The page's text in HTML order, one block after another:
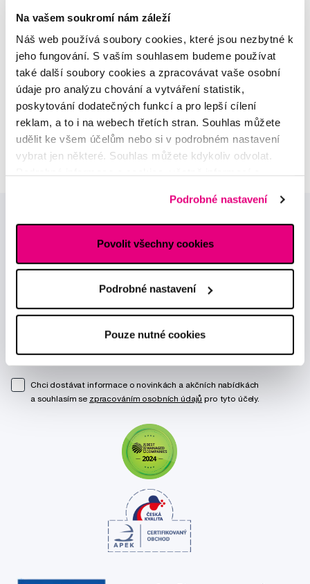
Na vašem soukromí nám záleží
Náš web používá soubory cookies, které jsou nezbytné k
jeho fungování. S vaším souhlasem budeme používat
také další soubory cookies a zpracovávat vaše osobní
údaje pro analýzu chování a vytváření statistik,
poskytování dodatečných funkcí a pro lepší cílení
reklam, a to i na webech třetích stran. Souhlas můžete
udělit ke všem účelům nebo si v podrobném nastavení
vybrat jen některé. Souhlas můžete kdykoliv odvolat.
Podrobné nastavení
Povolit všechny cookies
Podrobné nastavení
Pouze nutné cookies
Alena Růžičková
odborná konzultace dětského
sortimentu
MUDr. Alžběta Smetanová
atestovaná lékařka
dermatovenerologie
Chci dostávat informace o novinkách a akčních nabídkách
a souhlasím se zpracováním osobních údajů pro tyto účely.